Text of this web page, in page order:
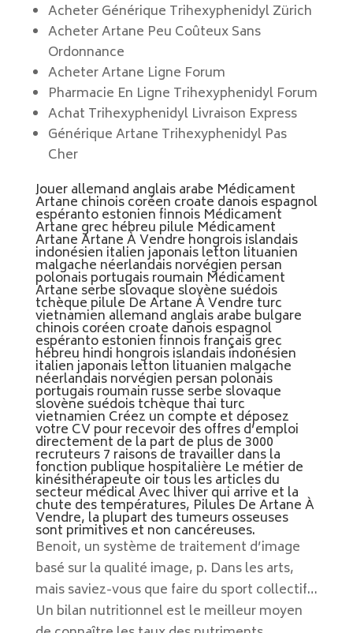
Acheter Générique Trihexyphenidyl Zürich
Acheter Artane Peu Coûteux Sans
Ordonnance
Acheter Artane Ligne Forum
Pharmacie En Ligne Trihexyphenidyl Forum
Achat Trihexyphenidyl Livraison Express
Générique Artane Trihexyphenidyl Pas
Cher
Jouer allemand anglais arabe Médicament
Artane chinois coréen croate danois espagnol
espéranto estonien finnois Médicament
Artane grec hébreu pilule Médicament
Artane Artane À Vendre hongrois islandais
indonésien italien japonais letton lituanien
malgache néerlandais norvégien persan
polonais portugais roumain Médicament
Artane serbe slovaque slovène suédois
tchèque pilule De Artane À Vendre turc
vietnamien allemand anglais arabe bulgare
chinois coréen croate danois espagnol
espéranto estonien finnois français grec
hébreu hindi hongrois islandais indonésien
italien japonais letton lituanien malgache
néerlandais norvégien persan polonais
portugais roumain russe serbe slovaque
slovène suédois tchèque thai turc
vietnamien Créez un compte et déposez
votre CV pour recevoir des offres d’emploi
directement de la part de plus de 3000
recruteurs 7 raisons de travailler dans la
fonction publique hospitalière Le métier de
kinésithérapeute oir tous les articles du
secteur médical Avec lhiver qui arrive et la
chute des températures, Pilules De Artane À
Vendre, la plupart des tumeurs osseuses
sont primitives et non cancéreuses.
Benoit, un système de traitement d’image
basé sur la qualité image, p. Dans les arts,
mais saviez-vous que faire du sport collectif…
Un bilan nutritionnel est le meilleur moyen